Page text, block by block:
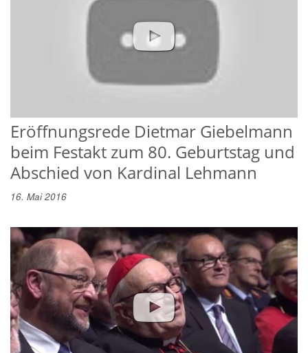
Eröffnungsrede Dietmar Giebelmann
beim Festakt zum 80. Geburtstag und
Abschied von Kardinal Lehmann
16. Mai 2016